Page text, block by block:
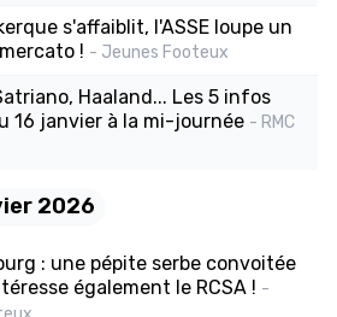
s'affaiblit, l'ASSE loupe un
! - Jeunes Footeux
Haaland... Les 5 infos
16 janvier à la mi-journée - RMC
2026
: une pépite serbe convoitée
également le RCSA ! -